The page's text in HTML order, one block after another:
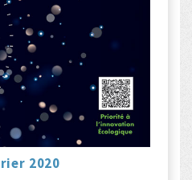
2020